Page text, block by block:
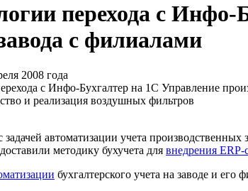
перехода с
с филиалами
2008 года
с Инфо-Бухгалтер на 1С Управление
и реализация воздушных фильтров
автоматизации учета
методику бухучета для внедрения ERP-
бухгалтерского учета на заводе и